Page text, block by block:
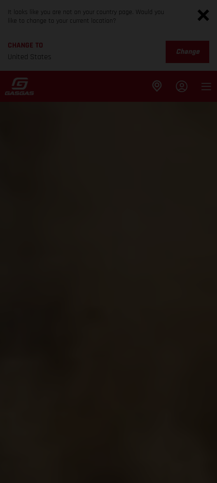
It looks like you are not on your country page. Would you
like to change to your current location?
CHANGE TO
United States
Change